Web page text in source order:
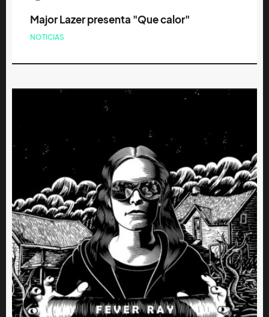
Major Lazer presenta "Que calor"
NOTICIAS